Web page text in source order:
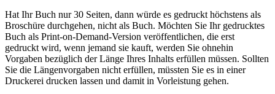
Hat Ihr Buch nur 30 Seiten, dann würde es gedruckt höchstens als
Broschüre durchgehen, nicht als Buch. Möchten Sie Ihr gedrucktes
Buch als Print-on-Demand-Version veröffentlichen, die erst
gedruckt wird, wenn jemand sie kauft, werden Sie ohnehin
Vorgaben bezüglich der Länge Ihres Inhalts erfüllen müssen. Sollten
Sie die Längenvorgaben nicht erfüllen, müssten Sie es in einer
Druckerei drucken lassen und damit in Vorleistung gehen.